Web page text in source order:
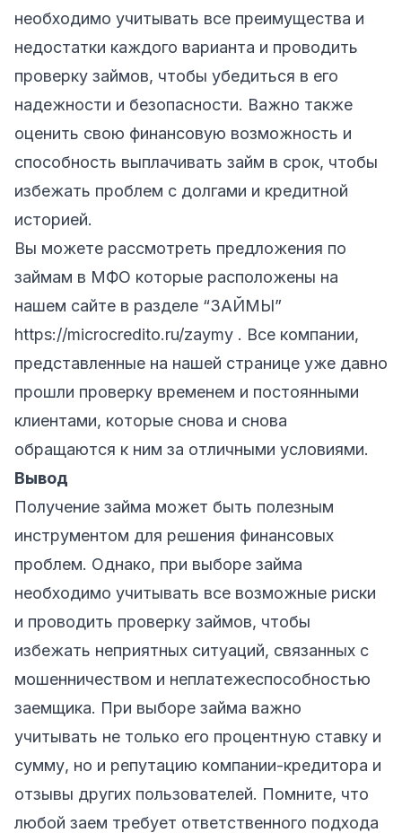
необходимо учитывать все преимущества и
недостатки каждого варианта и проводить
проверку займов, чтобы убедиться в его
надежности и безопасности. Важно также
оценить свою финансовую возможность и
способность выплачивать займ в срок, чтобы
избежать проблем с долгами и кредитной
историей.
Вы можете рассмотреть предложения по
займам в МФО которые расположены на
нашем сайте в разделе “ЗАЙМЫ”
https://microcredito.ru/zaymy . Все компании,
представленные на нашей странице уже давно
прошли проверку временем и постоянными
клиентами, которые снова и снова
обращаются к ним за отличными условиями.
Вывод
Получение займа может быть полезным
инструментом для решения финансовых
проблем. Однако, при выборе займа
необходимо учитывать все возможные риски
и проводить проверку займов, чтобы
избежать неприятных ситуаций, связанных с
мошенничеством и неплатежеспособностью
заемщика. При выборе займа важно
учитывать не только его процентную ставку и
сумму, но и репутацию компании-кредитора и
отзывы других пользователей. Помните, что
любой заем требует ответственного подхода